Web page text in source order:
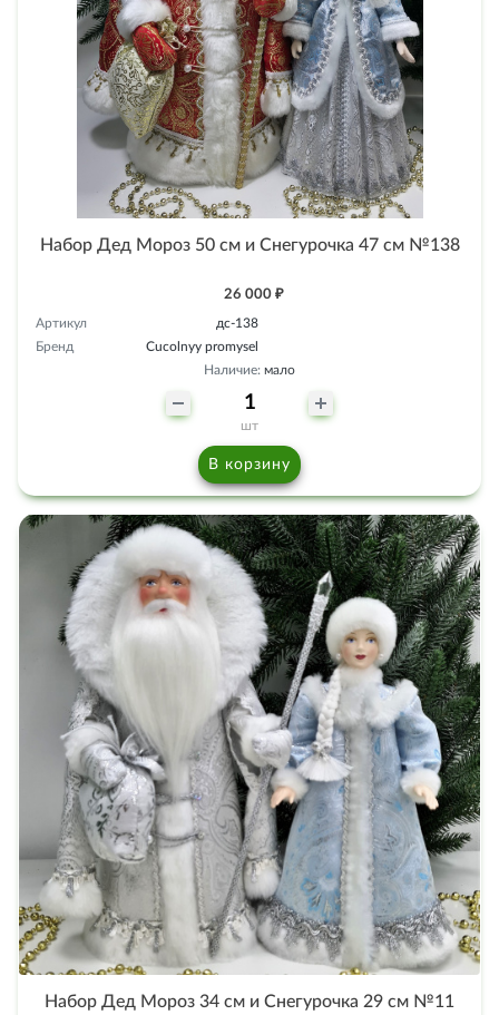
Набор Дед Мороз 50 см и Снегурочка 47 см №138
26 000 ₽
Артикул
дс-138
Бренд
Cucolnyy promysel
Наличие: мало
шт
В корзину
Набор Дед Мороз 34 см и Снегурочка 29 см №11